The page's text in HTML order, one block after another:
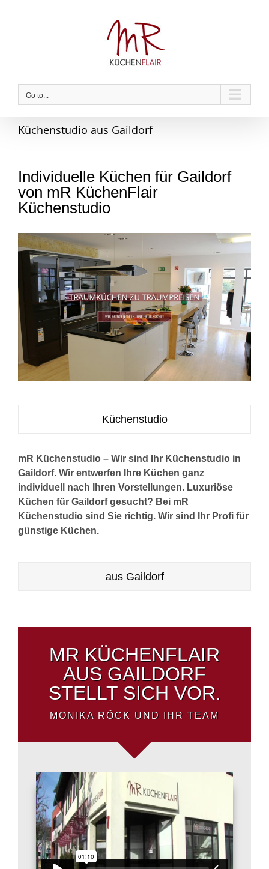
Go to...
Küchenstudio aus Gaildorf
Individuelle Küchen für Gaildorf
von mR KüchenFlair
Küchenstudio
Küchenstudio
mR Küchenstudio – Wir sind Ihr Küchenstudio in
Gaildorf. Wir entwerfen Ihre Küchen ganz
individuell nach Ihren Vorstellungen. Luxuriöse
Küchen für Gaildorf gesucht? Bei mR
Küchenstudio sind Sie richtig. Wir sind Ihr Profi für
günstige Küchen.
aus Gaildorf
MR KÜCHENFLAIR
AUS GAILDORF
STELLT SICH VOR.
MONIKA RÖCK UND IHR TEAM